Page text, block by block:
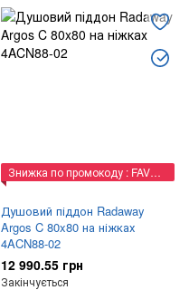
Знижка по промокоду : FAVORIT
Душовий піддон Radaway
Argos C 80x80 на ніжках
4ACN88-02
12 990.55 грн
Закінчується